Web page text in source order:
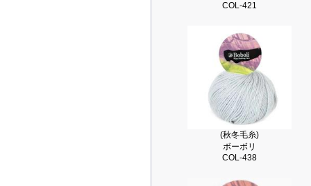
COL-421
(秋冬毛糸)
ボーボリ
COL-438